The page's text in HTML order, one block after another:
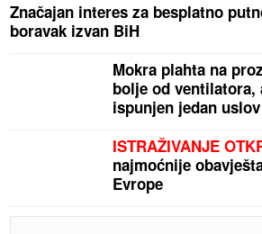
Značajan interes za besplatno
boravak izvan BiH
Mokra plahta na
bolje od ventilatora,
ispunjen jedan uslov
ISTRAŽIVANJE
najmoćnije
Evrope